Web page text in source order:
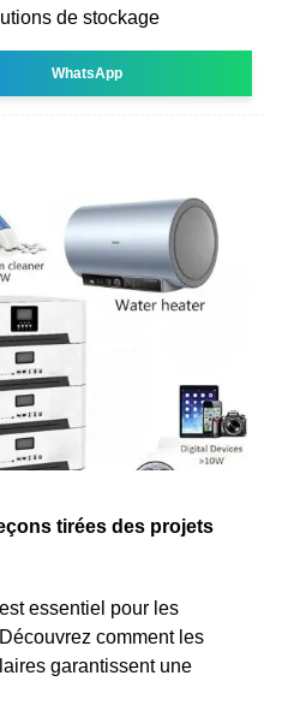
de stockage
WhatsApp
tirées des projets
essentiel pour les
comment les
garantissent une